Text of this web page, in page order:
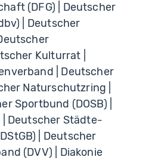
(DFG) | Deutscher
| Deutscher
Kulturrat |
| Deutscher
Naturschutzring |
Sportbund (DOSB) |
Deutscher Städte-
| Deutscher
(DVV) | Diakonie